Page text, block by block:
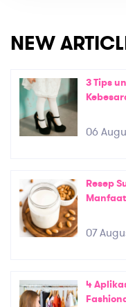
NEW
3 Tips
06
Resep
07
4